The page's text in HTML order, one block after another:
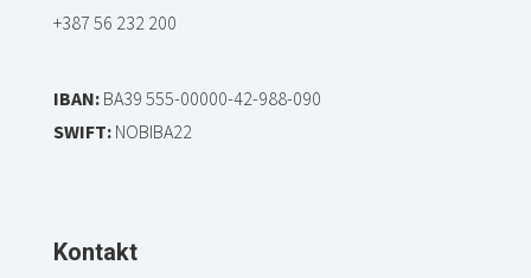
+387 56 232 200
IBAN:BA39 555-00000-42-988-090
SWIFT:NOBIBA22
Kontakt